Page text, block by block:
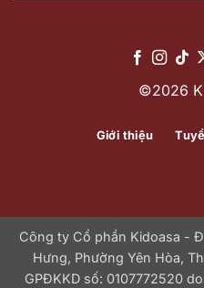
©2026
Giới thiệu
Công ty Cổ phần Kidoasa -
Hưng, Phường Yên Hòa,
GPĐKKD số: 0107772520